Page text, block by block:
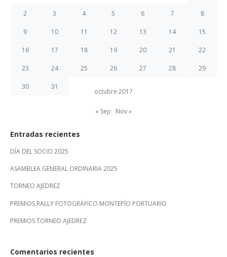
octubre 2017
2 3 4 5 6 7 8
9 10 11 12 13 14 15
16 17 18 19 20 21 22
23 24 25 26 27 28 29
30 31
« Sep Nov »
Entradas recientes
DÍA DEL SOCIO 2025
ASAMBLEA GENERAL ORDINARIA 2025
TORNEO AJEDREZ
PREMIOS RALLY FOTOGRÁFICO MONTEPÍO PORTUARIO
PREMIOS TORNEO AJEDREZ
Comentarios recientes